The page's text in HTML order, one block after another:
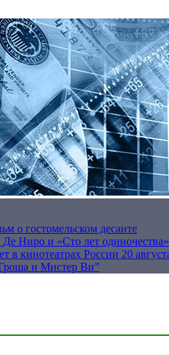
о гостомельском десанте
Ниро и «Сто лет
кинотеатрах России 20
и Мистер Ви”